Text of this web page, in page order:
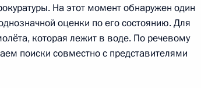
На этот момент обнаружен один
оценки по его состоянию. Для
которая лежит в воде. По речевому
поиски совместно с представителями